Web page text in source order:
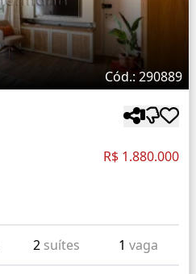
Cód.: 290889
R$ 1.880.000
2 suítes 1 vaga